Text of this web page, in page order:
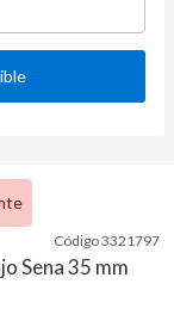
Código3321797
Sena 35 mm